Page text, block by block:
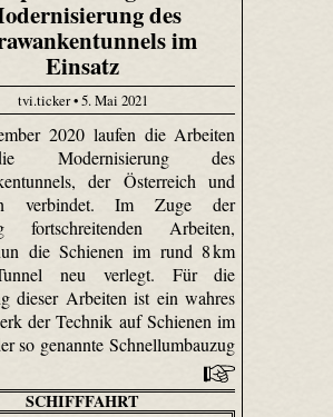
des
im
Einsatz
tvi.ticker • 5. Mai 2021
2020 laufen die Arbeiten
Modernisierung des
der Österreich und
verbindet. Im Zuge der
fortschreitenden Arbeiten,
die Schienen im rund 8 km
neu verlegt. Für die
dieser Arbeiten ist ein wahres
der Technik auf Schienen im
so genannte Schnellumbauzug
SCHIFFFAHRT